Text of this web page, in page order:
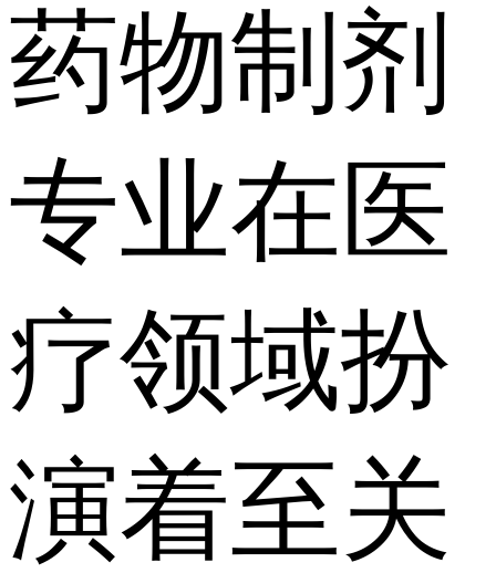
药物制剂
专业在医
疗领域扮
演着至关